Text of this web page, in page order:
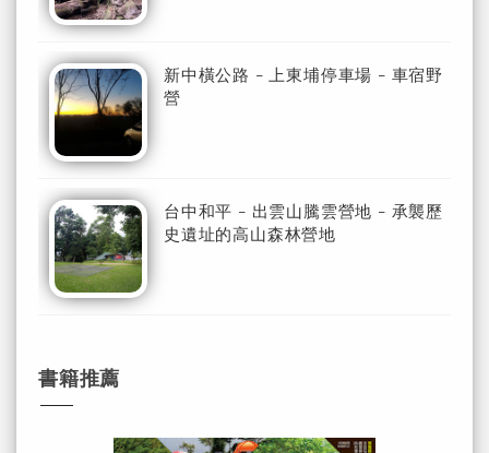
新中橫公路 - 上東埔停車場 - 車宿野
營
台中和平 - 出雲山騰雲營地 - 承襲歷
史遺址的高山森林營地
書籍推薦